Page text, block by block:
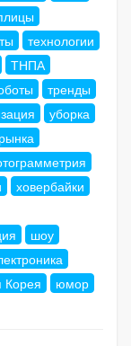
технологии
ТНПА
тренды
уборка
ховербайки
шоу
юмор